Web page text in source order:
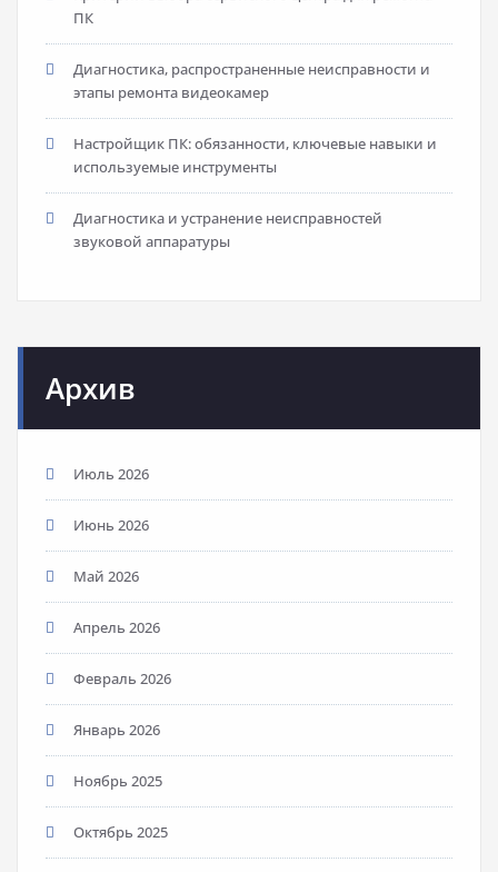
ПК
Диагностика, распространенные неисправности и
этапы ремонта видеокамер
Настройщик ПК: обязанности, ключевые навыки и
используемые инструменты
Диагностика и устранение неисправностей
звуковой аппаратуры
Архив
Июль 2026
Июнь 2026
Май 2026
Апрель 2026
Февраль 2026
Январь 2026
Ноябрь 2025
Октябрь 2025